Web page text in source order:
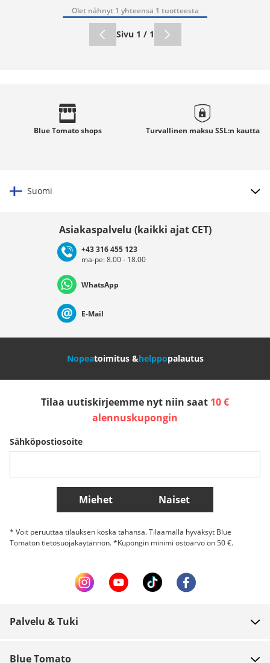
Olet nähnyt 1 yhteensä 1 tuotteesta
Sivu 1 / 1
Blue Tomatoshops Turvallinen maksu SSL:n kautta
Suomi
Deutschland Österreich
Nederland Italia (Italiano) Italien (Deutsch)
Slovenija
Belgique (Français) Danmark Norge
Lisää maita
Asiakaspalvelu (kaikki ajat CET)
+43 316 455 123
ma-pe: 8.00 - 18.00
WhatsApp
E-Mail
Nopeatoimitus &helppopalautus
Tilaa uutiskirjeemme nyt niin saat 10 €
alennuskupongin
Sähköpostiosoite
Miehet Naiset
* Voit peruuttaa tilauksen koska tahansa. Tilaamalla hyväksyt Blue
Tomaton tietosuojakäytännön. *Kupongin minimi ostoarvo on 50 €.
Palvelu & Tuki
Blue Tomato